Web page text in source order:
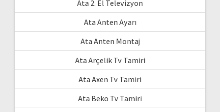
Ata 2. El Televizyon
Ata Anten Ayarı
Ata Anten Montaj
Ata Arçelik Tv Tamiri
Ata Axen Tv Tamiri
Ata Beko Tv Tamiri